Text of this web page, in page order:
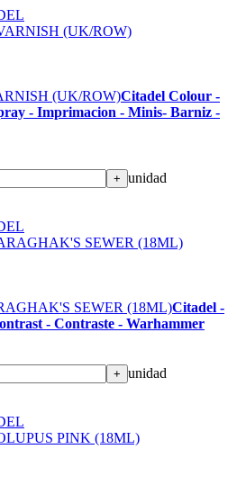
(UK/ROW)Citadel Colour -
- Imprimacion - Minis- Barniz -
+ unidad
SEWER (18ML)Citadel -
- Contraste - Warhammer
+ unidad